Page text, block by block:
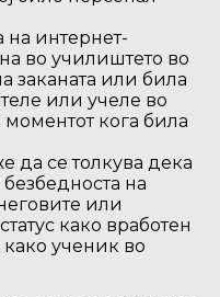
на интернет-
во училиштето во
заканата или била
или учеле во
кога била
да се толкува дека
безбедноста на
или
како вработен
ученик во